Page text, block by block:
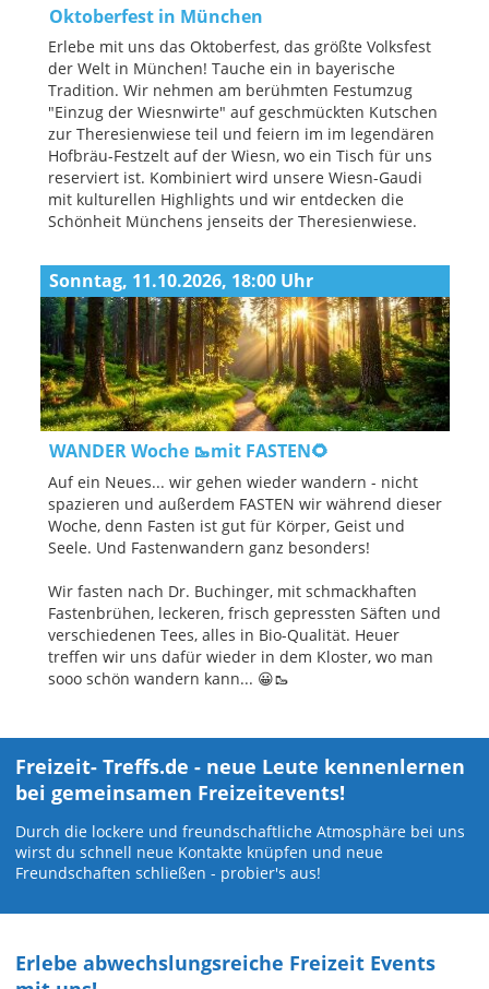
Oktoberfest in München
Erlebe mit uns das Oktoberfest, das größte Volksfest
der Welt in München! Tauche ein in bayerische
Tradition. Wir nehmen am berühmten Festumzug
"Einzug der Wiesnwirte" auf geschmückten Kutschen
zur Theresienwiese teil und feiern im im legendären
Hofbräu-Festzelt auf der Wiesn, wo ein Tisch für uns
reserviert ist. Kombiniert wird unsere Wiesn-Gaudi
mit kulturellen Highlights und wir entdecken die
Schönheit Münchens jenseits der Theresienwiese.
Sonntag, 11.10.2026, 18:00 Uhr
WANDER Woche 🥾mit FASTEN🌻
Auf ein Neues... wir gehen wieder wandern - nicht
spazieren und außerdem FASTEN wir während dieser
Woche, denn Fasten ist gut für Körper, Geist und
Seele. Und Fastenwandern ganz besonders!
Wir fasten nach Dr. Buchinger, mit schmackhaften
Fastenbrühen, leckeren, frisch gepressten Säften und
verschiedenen Tees, alles in Bio-Qualität. Heuer
treffen wir uns dafür wieder in dem Kloster, wo man
sooo schön wandern kann... 😀🥾
Freizeit- Treffs.de - neue Leute kennenlernen
bei gemeinsamen Freizeitevents!
Durch die lockere und freundschaftliche Atmosphäre bei uns
wirst du schnell neue Kontakte knüpfen und neue
Freundschaften schließen - probier's aus!
Erlebe abwechslungsreiche Freizeit Events